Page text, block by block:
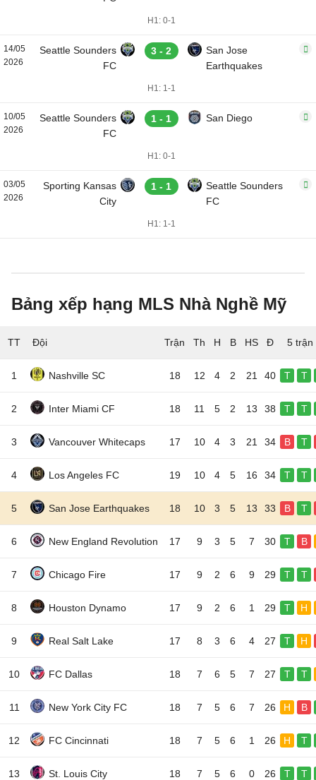
H1: 0-1
14/05
2026
Seattle Sounders
FC
3 - 2
San Jose
Earthquakes
H1: 1-1
10/05
2026
Seattle Sounders
FC
1 - 1 San Diego
H1: 0-1
03/05
2026
Sporting Kansas
City
1 - 1
Seattle Sounders
FC
H1: 1-1
Bảng xếp hạng MLS Nhà Nghề Mỹ
TT Đội 5 trận
1 Nashville SC 18 12 4 2 21 40 T T
2 Inter Miami CF 18 11 5 2 13 38 T T
3 Vancouver Whitecaps 17 10 4 3 21 34 B T
4 Los Angeles FC 19 10 4 5 16 34 T T
5 San Jose Earthquakes 18 10 3 5 13 33 B T
6 New England Revolution 17 9 3 5 7 30 T B
7 Chicago Fire 17 9 2 6 9 29 T T
8 Houston Dynamo 17 9 2 6 1 29 T H
9 Real Salt Lake 17 8 3 6 4 27 T H
10 FC Dallas 18 7 6 5 7 27 T T
11 New York City FC 18 7 5 6 7 26 H B
12 FC Cincinnati 18 7 5 6 1 26 H T
13 St. Louis City 18 7 5 6 0 26 T T